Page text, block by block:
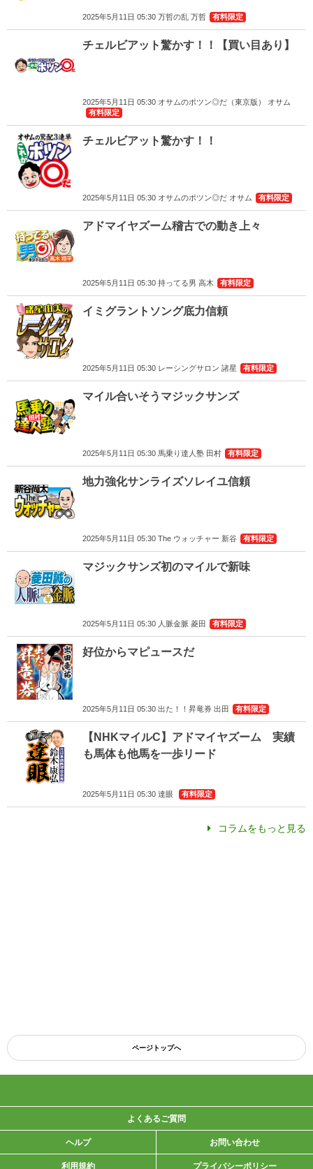
2025年5月11日 05:30 万哲の乱 万哲 有料限定
チェルビアット驚かす！！【買い目あり】
2025年5月11日 05:30 オサムのポツン◎だ（東京版） オサム
有料限定
チェルビアット驚かす！！
2025年5月11日 05:30 オサムのポツン◎だ オサム 有料限定
アドマイヤズーム稽古での動き上々
2025年5月11日 05:30 持ってる男 高木 有料限定
イミグラントソング底力信頼
2025年5月11日 05:30 レーシングサロン 諸星 有料限定
マイル合いそうマジックサンズ
2025年5月11日 05:30 馬乗り達人塾 田村 有料限定
地力強化サンライズソレイユ信頼
2025年5月11日 05:30 The ウォッチャー 新谷 有料限定
マジックサンズ初のマイルで新味
2025年5月11日 05:30 人脈金脈 菱田 有料限定
好位からマピュースだ
2025年5月11日 05:30 出た！！昇竜券 出田 有料限定
【NHKマイルC】アドマイヤズーム 実績
も馬体も他馬を一歩リード
2025年5月11日 05:30 達眼 有料限定
コラムをもっと見る
ページトップへ
よくあるご質問
ヘルプ お問い合わせ
利用規約 プライバシーポリシー